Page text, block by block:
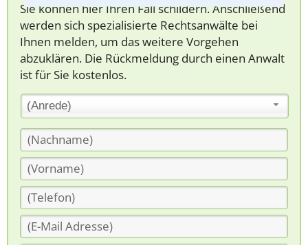
Sie können hier Ihren Fall schildern. Anschließend
werden sich spezialisierte Rechtsanwälte bei
Ihnen melden, um das weitere Vorgehen
abzuklären. Die Rückmeldung durch einen Anwalt
ist für Sie kostenlos.
(Anrede)